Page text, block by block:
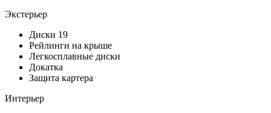
Экстерьер
Диски 19
Рейлинги на крыше
Легкосплавные диски
Докатка
Защита картера
Интерьер